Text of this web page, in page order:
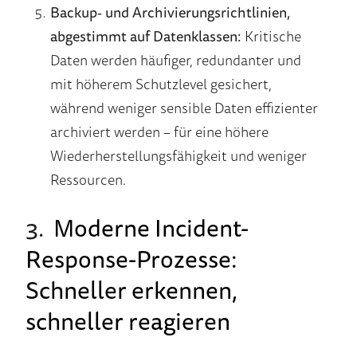
Backup‑ und Archivierungsrichtlinien,
abgestimmt auf Datenklassen: Kritische
Daten werden häufiger, redundanter und
mit höherem Schutzlevel gesichert,
während weniger sensible Daten effizienter
archiviert werden – für eine höhere
Wiederherstellungsfähigkeit und weniger
Ressourcen.
3. Moderne Incident-
Response-Prozesse:
Schneller erkennen,
schneller reagieren